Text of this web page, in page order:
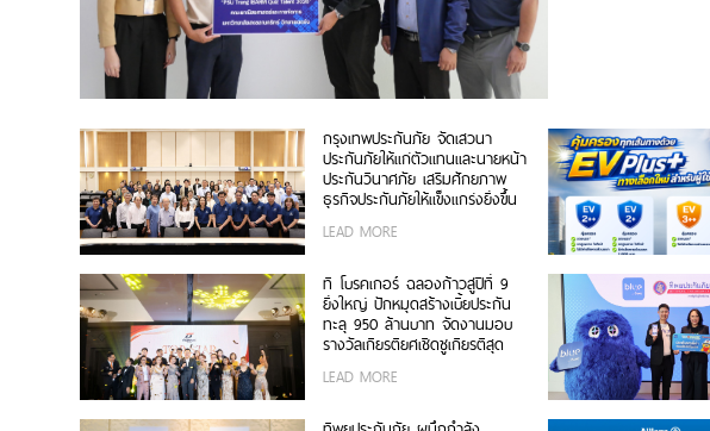
กรุงเทพประกันภัย จัดเสวนา
ประกันภัยให้แก่ตัวแทนและนายหน้า
ประกันวินาศภัย เสริมศักยภาพ
ธุรกิจประกันภัยให้แข็งแกร่งยิ่งขึ้น
LEAD MORE
ที โบรคเกอร์ ฉลองก้าวสู่ปีที่ 9
ยิ่งใหญ่ ปักหมุดสร้างเบี้ยประกัน
ทะลุ 950 ล้านบาท จัดงานมอบ
รางวัลเกียรติยศเชิดชูเกียรติสุด
Sales 2026”
LEAD MORE